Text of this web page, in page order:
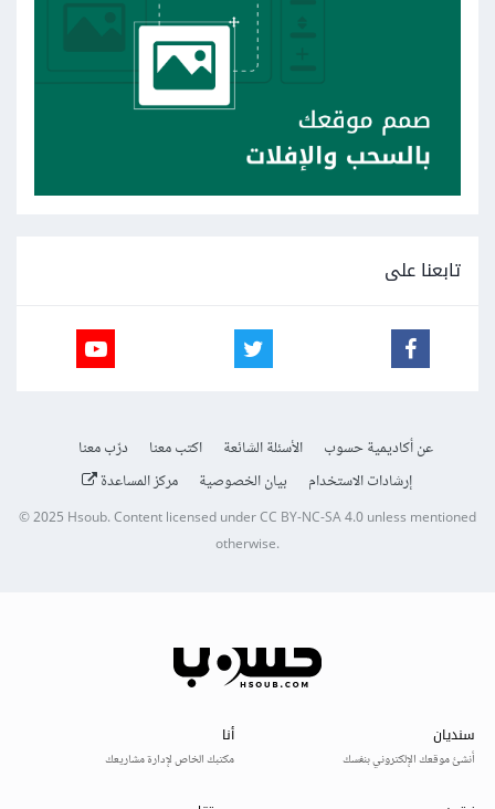
تابعنا على
عن أكاديمية حسوب الأسئلة الشائعة اكتب معنا
درّب معنا
إرشادات الاستخدام
بيان الخصوصية مركز المساعدة
© 2025Hsoub.Content licensed underCC BY-NC-SA 4.0unless mentioned
otherwise.